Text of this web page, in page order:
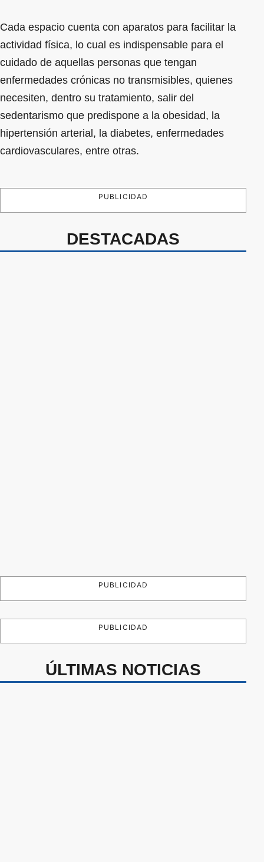
Cada espacio cuenta con aparatos para facilitar la
actividad física, lo cual es indispensable para el
cuidado de aquellas personas que tengan
enfermedades crónicas no transmisibles, quienes
necesiten, dentro su tratamiento, salir del
sedentarismo que predispone a la obesidad, la
hipertensión arterial, la diabetes, enfermedades
cardiovasculares, entre otras.
PUBLICIDAD
DESTACADAS
PUBLICIDAD
PUBLICIDAD
ÚLTIMAS NOTICIAS